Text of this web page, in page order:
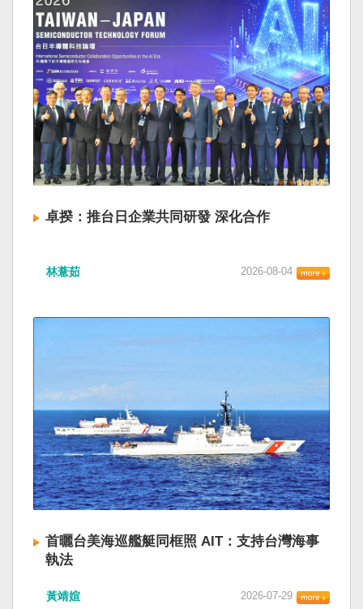
卓揆：推台日企業共同研發 深化合作
林薏茹 2026-08-04
首曬台美海巡艦艇同框照 AIT：支持台灣海事
執法
黃靖媗 2026-07-29